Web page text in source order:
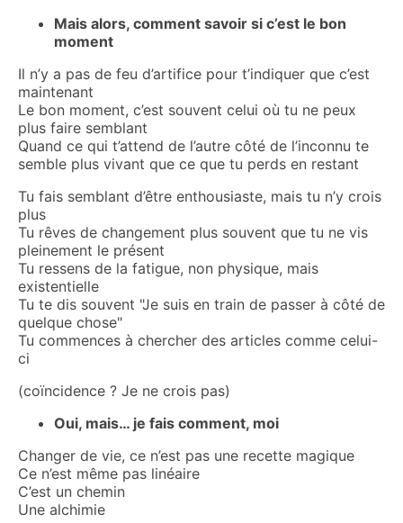
Mais alors, comment savoir si c’est le bon
moment
Il n’y a pas de feu d’artifice pour t’indiquer que c’est
maintenant
Le bon moment, c’est souvent celui où tu ne peux
plus faire semblant
Quand ce qui t’attend de l’autre côté de l’inconnu te
semble plus vivant que ce que tu perds en restant
Tu fais semblant d’être enthousiaste, mais tu n’y crois
plus
Tu rêves de changement plus souvent que tu ne vis
pleinement le présent
Tu ressens de la fatigue, non physique, mais
existentielle
Tu te dis souvent "Je suis en train de passer à côté de
quelque chose"
Tu commences à chercher des articles comme celui-
ci
(coïncidence ? Je ne crois pas)
Oui, mais… je fais comment, moi
Changer de vie, ce n’est pas une recette magique
Ce n’est même pas linéaire
C’est un chemin
Une alchimie